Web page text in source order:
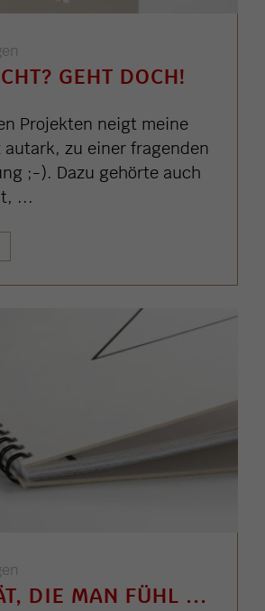
GEHT DOCH!
Projekten neigt meine
zu einer fragenden
;-). Dazu gehörte auch
...
DIE MAN FÜHL ...